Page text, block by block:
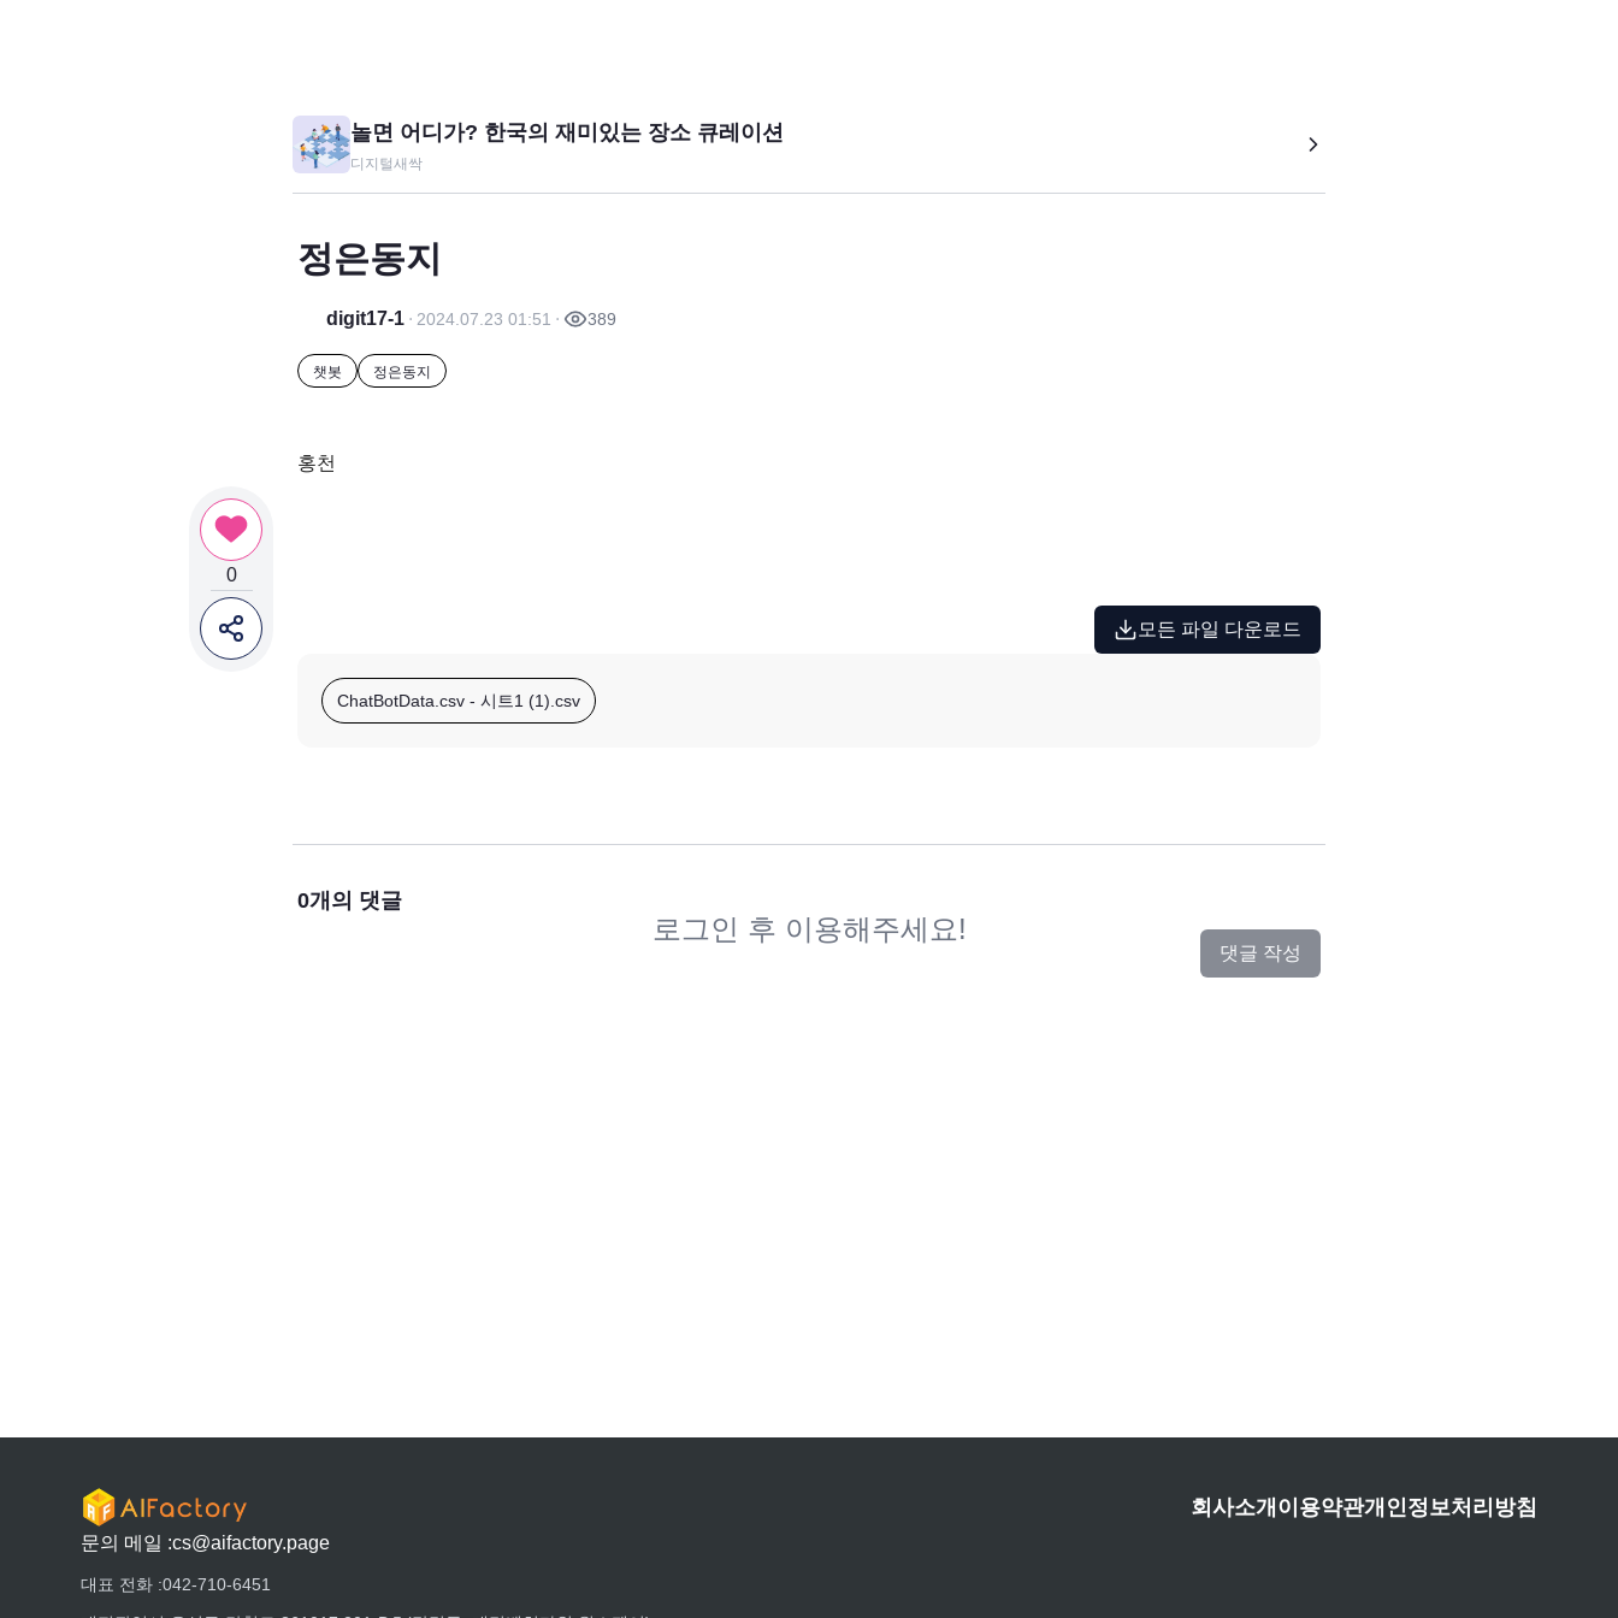
0
놀면 어디가? 한국의 재미있는 장소 큐레이션
디지털새싹
정은동지
digit17-1 2024.07.23 01:51 389
챗봇 정은동지
홍천
모든 파일 다운로드
ChatBotData.csv - 시트1 (1).csv
0개의 댓글
로그인 후 이용해주세요!
댓글 작성
회사소개 이용약관개인정보처리방침
문의 메일 :cs@aifactory.page
대표 전화 :042-710-6451